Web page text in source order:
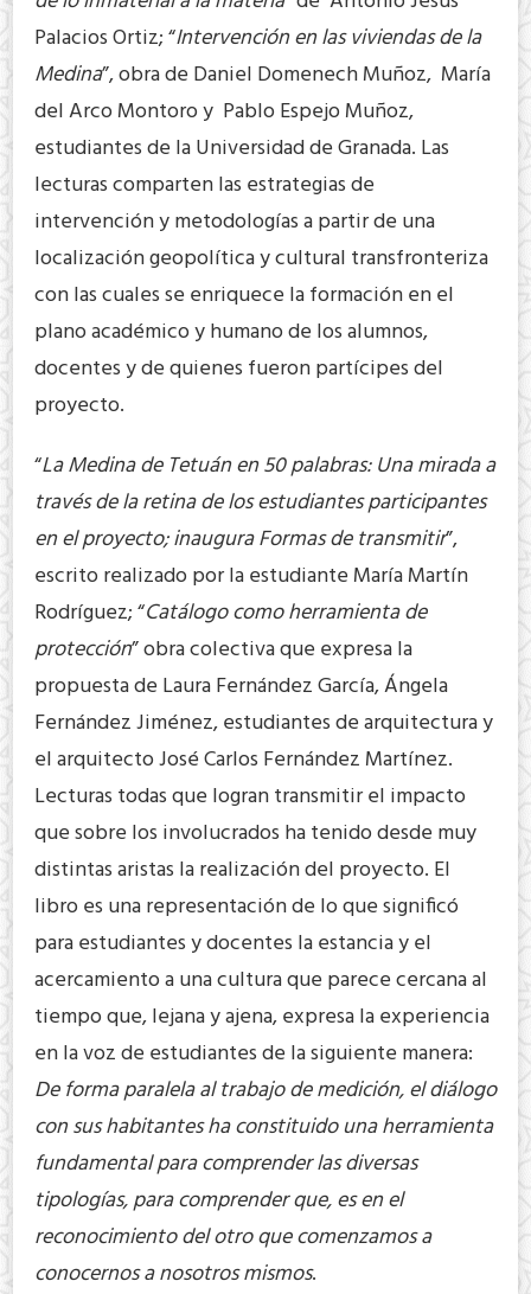
Palacios Ortiz; “Intervención en las viviendas de la
Medina”, obra de Daniel Domenech Muñoz, María
del Arco Montoro y Pablo Espejo Muñoz,
estudiantes de la Universidad de Granada. Las
lecturas comparten las estrategias de
intervención y metodologías a partir de una
localización geopolítica y cultural transfronteriza
con las cuales se enriquece la formación en el
plano académico y humano de los alumnos,
docentes y de quienes fueron partícipes del
proyecto.
“La Medina de Tetuán en 50 palabras: Una mirada a
través de la retina de los estudiantes participantes
en el proyecto; inaugura Formas de transmitir”,
escrito realizado por la estudiante María Martín
Rodríguez; “Catálogo como herramienta de
protección” obra colectiva que expresa la
propuesta de Laura Fernández García, Ángela
Fernández Jiménez, estudiantes de arquitectura y
el arquitecto José Carlos Fernández Martínez.
Lecturas todas que logran transmitir el impacto
que sobre los involucrados ha tenido desde muy
distintas aristas la realización del proyecto. El
libro es una representación de lo que significó
para estudiantes y docentes la estancia y el
acercamiento a una cultura que parece cercana al
tiempo que, lejana y ajena, expresa la experiencia
en la voz de estudiantes de la siguiente manera:
De forma paralela al trabajo de medición, el diálogo
con sus habitantes ha constituido una herramienta
fundamental para comprender las diversas
tipologías, para comprender que, es en el
reconocimiento del otro que comenzamos a
conocernos a nosotros mismos.